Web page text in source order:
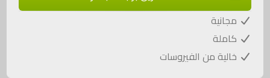
مجانية
كاملة
خالية من الفيروسات